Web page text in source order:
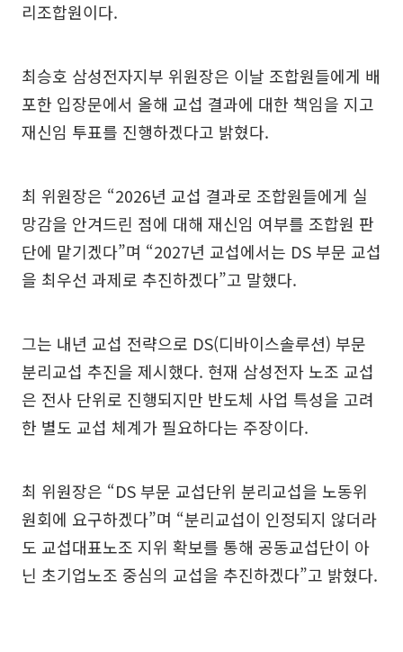
리조합원이다.
최승호 삼성전자지부 위원장은 이날 조합원들에게 배
포한 입장문에서 올해 교섭 결과에 대한 책임을 지고
재신임 투표를 진행하겠다고 밝혔다.
최 위원장은 “2026년 교섭 결과로 조합원들에게 실
망감을 안겨드린 점에 대해 재신임 여부를 조합원 판
단에 맡기겠다”며 “2027년 교섭에서는 DS 부문 교섭
을 최우선 과제로 추진하겠다”고 말했다.
그는 내년 교섭 전략으로 DS(디바이스솔루션) 부문
분리교섭 추진을 제시했다. 현재 삼성전자 노조 교섭
은 전사 단위로 진행되지만 반도체 사업 특성을 고려
한 별도 교섭 체계가 필요하다는 주장이다.
최 위원장은 “DS 부문 교섭단위 분리교섭을 노동위
원회에 요구하겠다”며 “분리교섭이 인정되지 않더라
도 교섭대표노조 지위 확보를 통해 공동교섭단이 아
닌 초기업노조 중심의 교섭을 추진하겠다”고 밝혔다.